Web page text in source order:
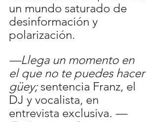
un mundo saturado de
desinformación y
polarización.
—Llega un momento en
el que no te puedes hacer
güey; sentencia Franz, el
DJ y vocalista, en
entrevista exclusiva. —